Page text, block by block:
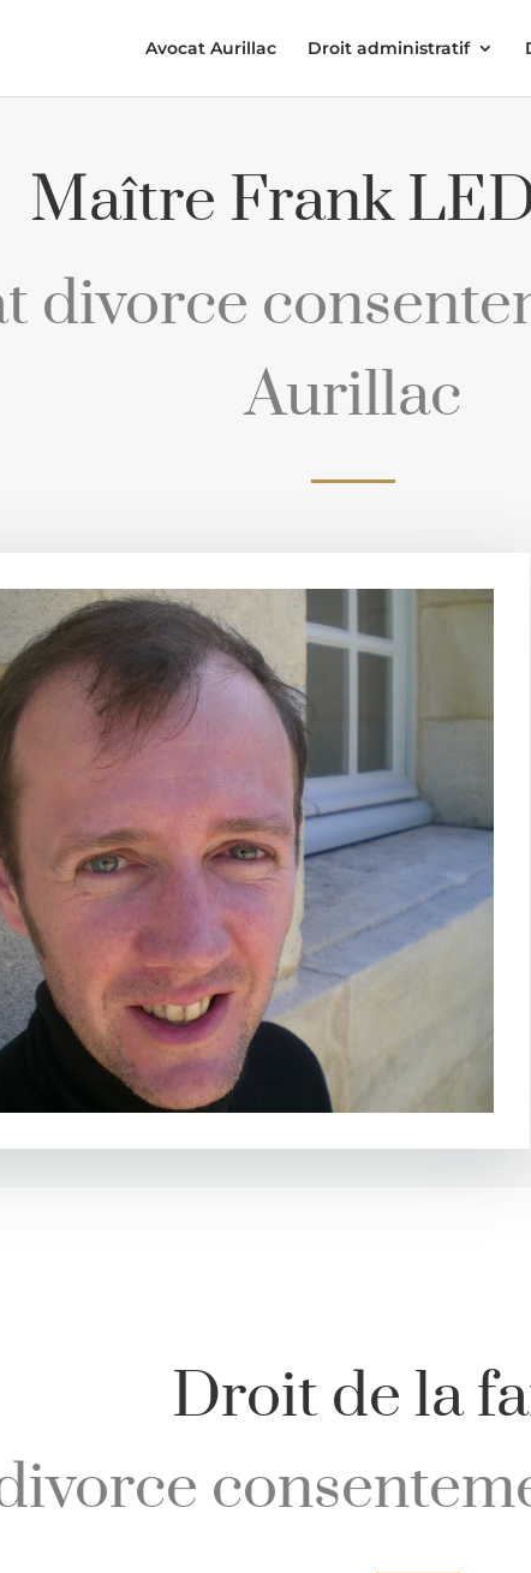
Avocat Aurillac Droit administratif
Maître Frank
divorce
Aurillac
Droit de la